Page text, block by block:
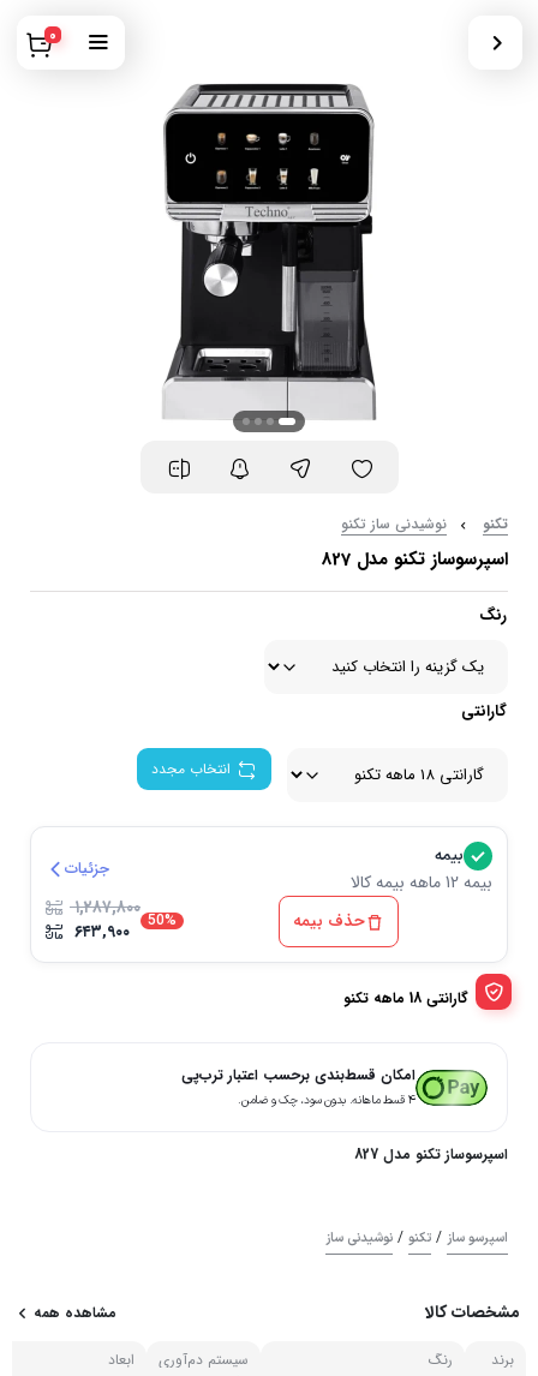
0
تکنو نوشیدنی ساز تکنو
اسپرسوساز تکنو مدل 827
رنگ
گارانتی
انتخاب مجدد
بیمه
بیمه 12 ماهه بیمه کالا
جزئیات
حذف بیمه 50% ۱,۲۸۷,۸۰۰
۶۴۳,۹۰۰
گارانتی 18 ماهه تکنو
امکان قسط‌بندی برحسب اعتبار ترب‌پی
۴ قسط ماهانه. بدون سود، چک و ضامن.
اسپرسوساز تکنو مدل 827
اسپرسو ساز / تکنو / نوشیدنی ساز
مشخصات کالا مشاهده همه
برند
رنگ
سیستم دم‌آوری
ابعاد